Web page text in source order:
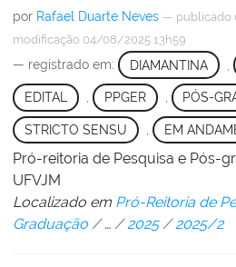
por Rafael Duarte Neves — publicado
modificação 04/08/2025 13h59
— registrado em: DIAMANTINA
EDITAL , PPGER , PÓS-
STRICTO SENSU EM
Pró-reitoria de Pesquisa e Pós-
UFVJM
Localizado em Pró-Reitoria de
Graduação /… /2025 /2025/2